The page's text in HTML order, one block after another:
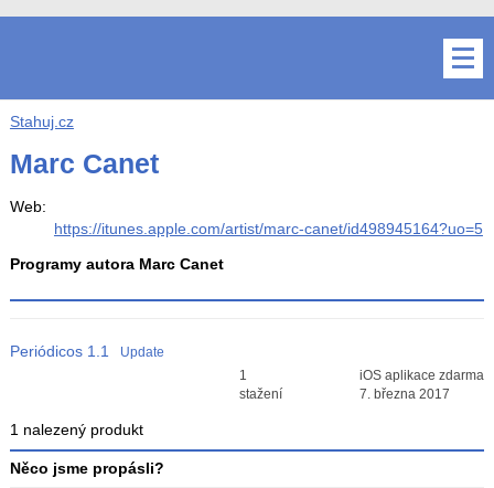
Stahuj.cz
Marc Canet
Web:
https://itunes.apple.com/artist/marc-canet/id498945164?uo=5
Programy autora Marc Canet
Periódicos 1.1
Update
Průměr hodnocení
1
stažení
iOS aplikace zdarma
7. března 2017
1 nalezený produkt
Něco jsme propásli?